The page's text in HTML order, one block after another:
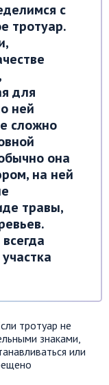
с
тротуар.
для
ней
сложно
она
на ней
травы,
тротуар не
знаками,
или